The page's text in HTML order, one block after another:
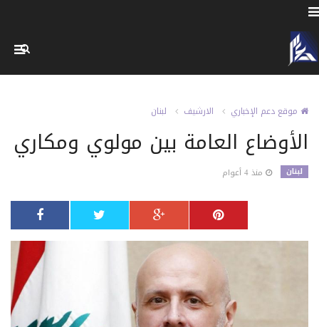
موقع دعم الإخباري الارشيف لبنان
الأوضاع العامة بين مولوي ومكاري
لبنان منذ 4 أعوام